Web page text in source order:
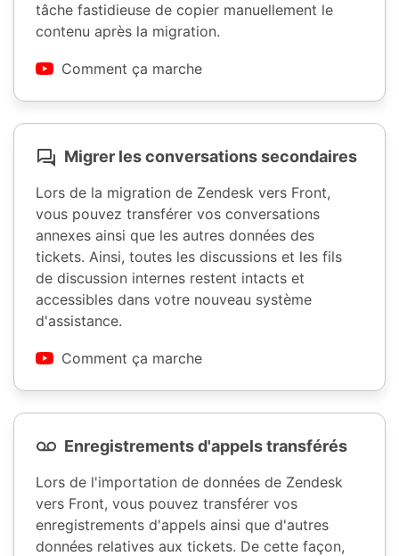
tâche fastidieuse de copier manuellement le
contenu après la migration.
Comment ça marche
Migrer les conversations secondaires
Lors de la migration de Zendesk vers Front,
vous pouvez transférer vos conversations
annexes ainsi que les autres données des
tickets. Ainsi, toutes les discussions et les fils
de discussion internes restent intacts et
accessibles dans votre nouveau système
d'assistance.
Comment ça marche
Enregistrements d'appels transférés
Lors de l'importation de données de Zendesk
vers Front, vous pouvez transférer vos
enregistrements d'appels ainsi que d'autres
données relatives aux tickets. De cette façon,